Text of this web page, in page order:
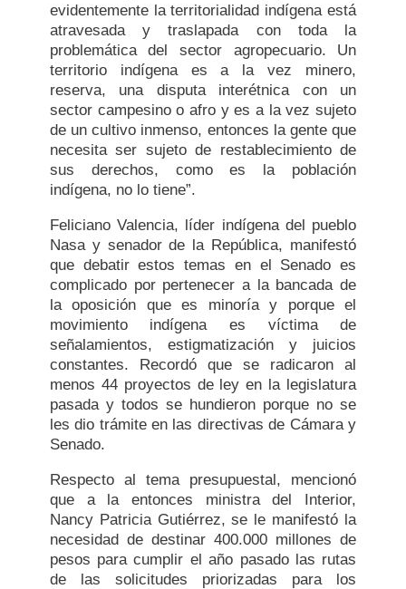
evidentemente la territorialidad indígena está
atravesada y traslapada con toda la
problemática del sector agropecuario. Un
territorio indígena es a la vez minero,
reserva, una disputa interétnica con un
sector campesino o afro y es a la vez sujeto
de un cultivo inmenso, entonces la gente que
necesita ser sujeto de restablecimiento de
sus derechos, como es la población
indígena, no lo tiene”.
Feliciano Valencia, líder indígena del pueblo
Nasa y senador de la República, manifestó
que debatir estos temas en el Senado es
complicado por pertenecer a la bancada de
la oposición que es minoría y porque el
movimiento indígena es víctima de
señalamientos, estigmatización y juicios
constantes. Recordó que se radicaron al
menos 44 proyectos de ley en la legislatura
pasada y todos se hundieron porque no se
les dio trámite en las directivas de Cámara y
Senado.
Respecto al tema presupuestal, mencionó
que a la entonces ministra del Interior,
Nancy Patricia Gutiérrez, se le manifestó la
necesidad de destinar 400.000 millones de
pesos para cumplir el año pasado las rutas
de las solicitudes priorizadas para los